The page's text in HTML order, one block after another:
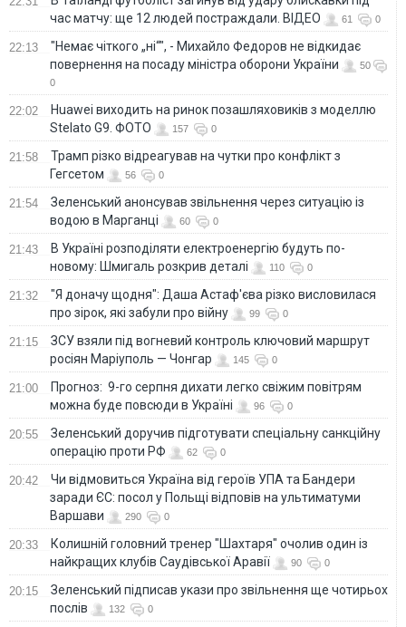
час матчу: ще 12 людей постраждали. ВІДЕО
61 0
22:13
"Немає чіткого „ні“", - Михайло Федоров не відкидає
повернення на посаду міністра оборони України
50
0
22:02
Huawei виходить на ринок позашляховиків з моделлю
Stelato G9. ФОТО
157 0
21:58
Трамп різко відреагував на чутки про конфлікт з
Гегсетом
56 0
21:54
Зеленський анонсував звільнення через ситуацію із
водою в Марганці
60 0
21:43
В Україні розподіляти електроенергію будуть по-
новому: Шмигаль розкрив деталі
110 0
21:32
"Я доначу щодня": Даша Астаф'єва різко висловилася
про зірок, які забули про війну
99 0
21:15
ЗСУ взяли під вогневий контроль ключовий маршрут
росіян Маріуполь — Чонгар
145 0
21:00
Прогноз: 9-го серпня дихати легко свіжим повітрям
можна буде повсюди в Україні
96 0
20:55
Зеленський доручив підготувати спеціальну санкційну
операцію проти РФ
62 0
20:42
Чи відмовиться Україна від героїв УПА та Бандери
заради ЄС: посол у Польщі відповів на ультиматуми
Варшави
290 0
20:33
Колишній головний тренер "Шахтаря" очолив один із
найкращих клубів Саудівської Аравії
90 0
20:15
Зеленський підписав укази про звільнення ще чотирьох
послів
132 0